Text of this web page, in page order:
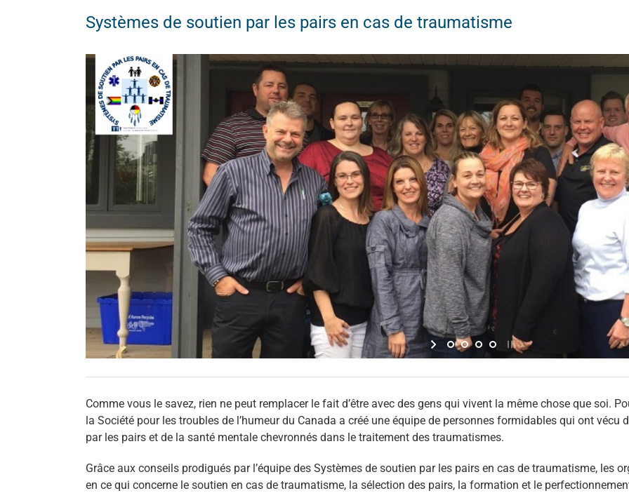
Systèmes de soutien par les pairs en cas de traumatisme
Comme vous le savez, rien ne peut remplacer le fait d’être avec des gens qui vivent la même chose que soi.
la Société pour les troubles de l’humeur du Canada a créé une équipe de personnes formidables qui ont vécu
par les pairs et de la santé mentale chevronnés dans le traitement des traumatismes.
Grâce aux conseils prodigués par l’équipe des Systèmes de soutien par les pairs en cas de traumatisme, les
en ce qui concerne le soutien en cas de traumatisme, la sélection des pairs, la formation et le